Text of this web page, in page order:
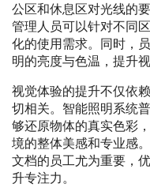
公区和休息区对光线的
管理人员可以针对不同
化的使用需求。同时，
明的亮度与色温，提升
视觉体验的提升不仅依
切相关。智能照明系统
够还原物体的真实色彩
境的整体美感和专业感
文档的员工尤为重要，
升专注力。